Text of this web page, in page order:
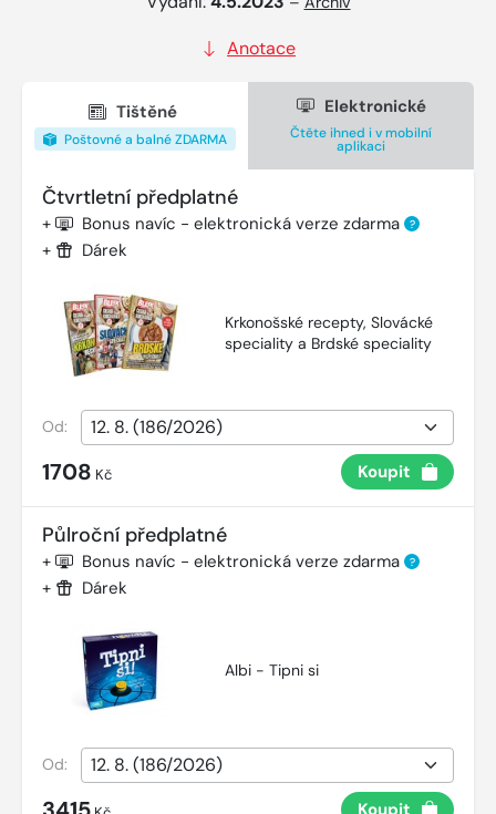
Anotace
Tištěné
Poštovné a balné ZDARMA
Elektronické
Čtěte ihned i v mobilní
aplikaci
Čtvrtletní předplatné
+ Bonus navíc - elektronická verze zdarma ?
+ Dárek
Krkonošské recepty, Slovácké
speciality a Brdské speciality
Od:
1708 Kč Koupit
Půlroční předplatné
+ Bonus navíc - elektronická verze zdarma ?
+ Dárek
Albi - Tipni si
Od:
Koupit